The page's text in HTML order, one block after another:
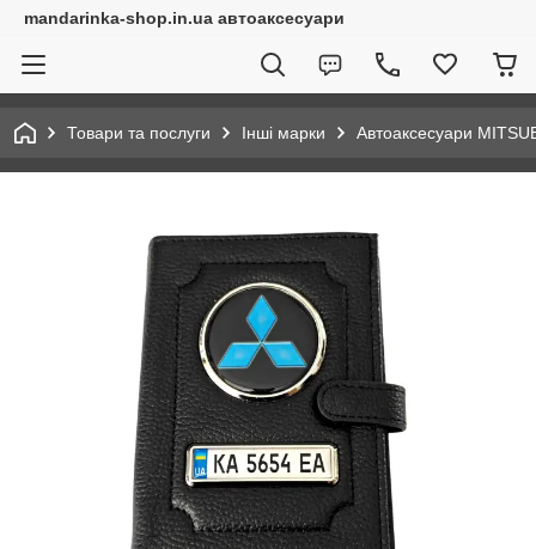
mandarinka-shop.in.ua автоаксесуари
Товари та послуги Інші марки Автоаксесуари